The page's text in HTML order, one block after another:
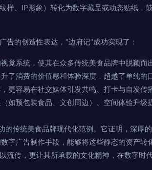
样、IP形象）转化为数字藏品或动态贴纸，
的创造性表达，“边府记”成功实现了：
觉系统，使其在众多传统美食品牌中脱颖而
了消费的价值感和体验深度，超越了单纯的
更容易在社交媒体引发共鸣、打卡与自发传
如预包装食品、文创周边）、空间体验升
的传统美食品牌现代化范例。它证明，深厚
字广告制作手段，能够将这些静态的资产转
流传，更让其所承载的文化精神，在数字时